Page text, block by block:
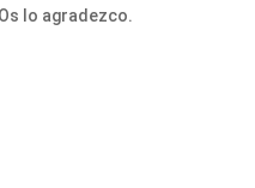
lo agradezco.